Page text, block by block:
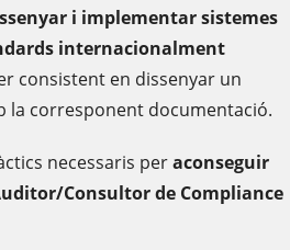
i implementar sistemes
internacionalment
consistent en dissenyar un
la corresponent documentació.
necessaris peraconseguir
Consultor de Compliance